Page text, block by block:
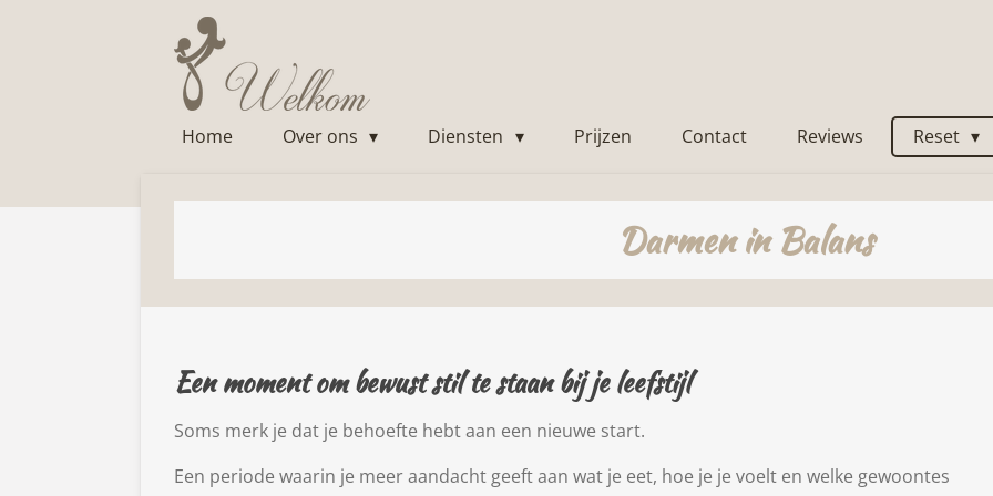
Home Over ons Diensten Prijzen Contact Reviews Reset
Darmen in Balans
Een moment om bewust stil te staan bij je leefstijl
Soms merk je dat je behoefte hebt aan een nieuwe start.
Een periode waarin je meer aandacht geeft aan wat je eet, hoe je je voelt en welke gewoontes